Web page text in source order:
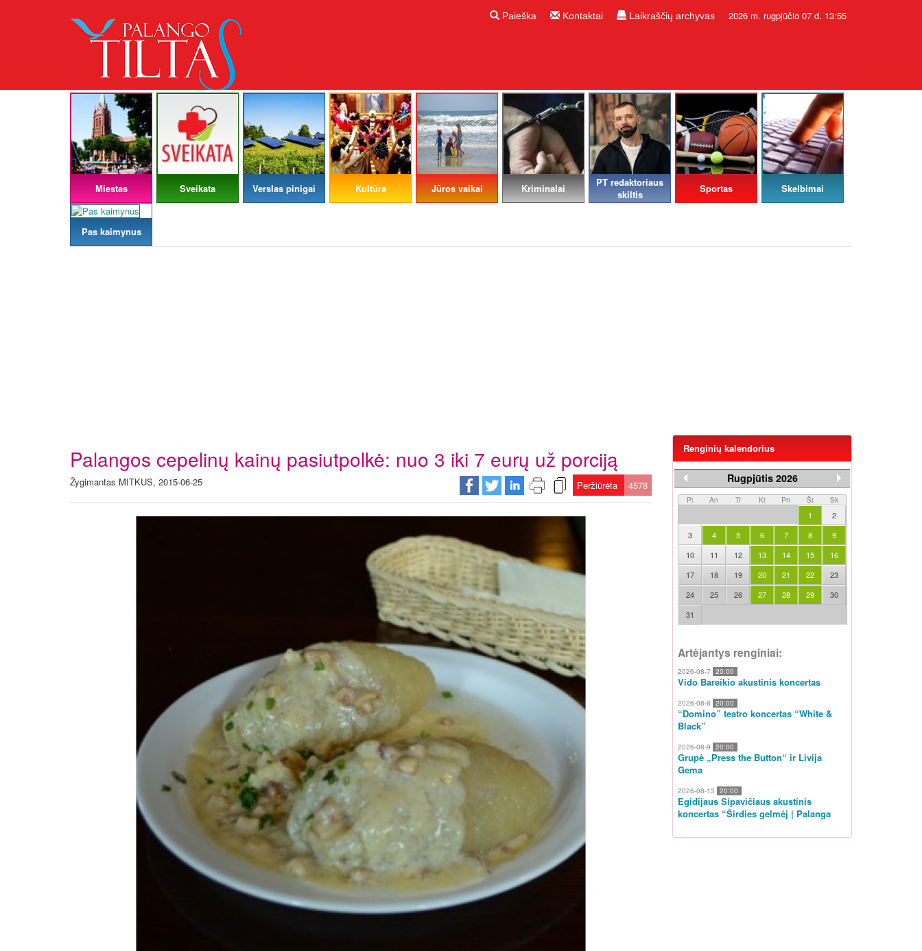
Paieška Kontaktai Laikraščių archyvas 2026 m. rugpjūčio 07 d. 13:55
Miestas Sveikata Verslas pinigai Kultūra Jūros vaikai Kriminalai
PT redaktoriaus
skiltis
Sportas Skelbimai
Pas kaimynus
Palangos cepelinų kainų pasiutpolkė: nuo 3 iki 7 eurų už porciją
Žygimantas MITKUS, 2015-06-25 Peržiūrėta 4578
Renginių kalendorius
Rugpjūtis 2026
Pi An Tr Kt Pn Št Sk
1
2
3
4 5 6 7 8
9
10
11 12 13 14 15
16
17
18 19 20 21 22
23
24
25 26 27 28 29
30
31
Artėjantys renginiai:
2026-08-7 20:00
Vido Bareikio akustinis koncertas
2026-08-8 20:00
“Domino” teatro koncertas “White &
Black”
2026-08-9 20:00
Grupė „Press the Button“ ir Livija
Gema
2026-08-13 20:00
Egidijaus Sipavičiaus akustinis
koncertas “Širdies gelmėj | Palanga